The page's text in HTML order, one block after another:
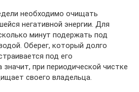
необходимо очищать
негативной энергии. Для
минут подержать под
Оберег, который долго
под его
значит, при периодической чистке
своего владельца.